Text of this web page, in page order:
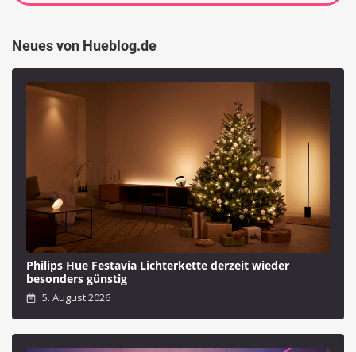
Neues von Hueblog.de
Philips Hue Festavia Lichterkette derzeit wieder
besonders günstig
5. August 2026